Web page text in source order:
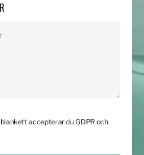
accepterar du GDPR och